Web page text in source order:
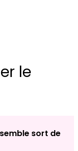
le
sort de